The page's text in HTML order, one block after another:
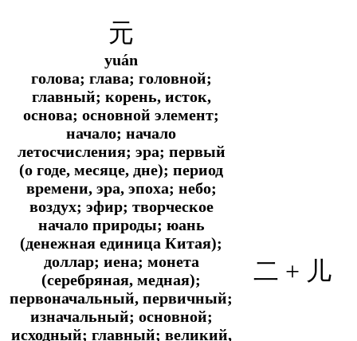
元
yuán
голова; глава; головной;
главный; корень, исток,
основа; основной элемент;
начало; начало
летосчисления; эра; первый
(о годе, месяце, дне); период
времени, эра, эпоха; небо;
воздух; эфир; творческое
начало природы; юань
(денежная единица Китая);
доллар; иена; монета
(серебряная, медная);
первоначальный, первичный;
изначальный; основной;
исходный; главный; великий,
二 + 儿